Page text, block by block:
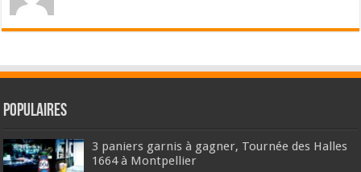
Populaires
3 paniers garnis à gagner, Tournée des Halles
1664 à Montpellier